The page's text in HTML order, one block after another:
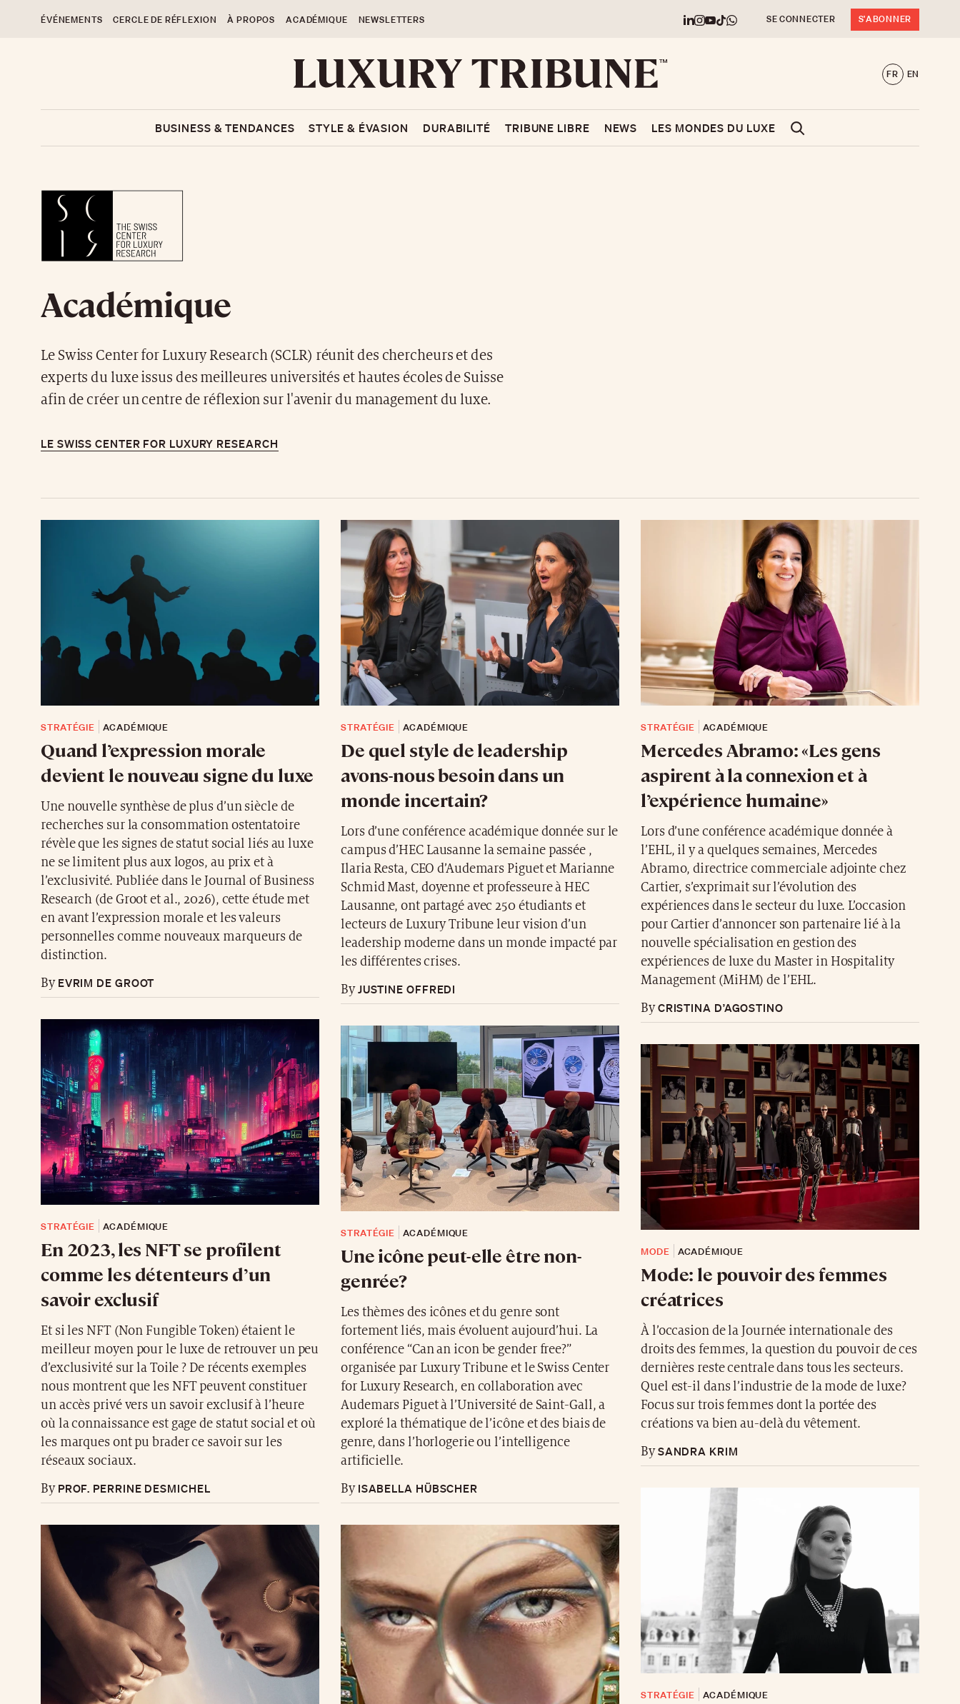
ÉVÉNEMENTS CERCLE DE RÉFLEXION À PROPOS ACADÉMIQUE NEWSLETTERS SE CONNECTER S'ABONNER
FR EN
BUSINESS & TENDANCES STYLE & ÉVASION DURABILITÉ TRIBUNE LIBRE NEWS LES MONDES DU LUXE
Académique
Le Swiss Center for Luxury Research (SCLR) réunit des chercheurs et des
experts du luxe issus des meilleures universités et hautes écoles de Suisse
afin de créer un centre de réflexion sur l'avenir du management du luxe.
LE SWISS CENTER FOR LUXURY RESEARCH
STRATÉGIE ACADÉMIQUE
Quand l’expression morale
devient le nouveau signe du luxe
Une nouvelle synthèse de plus d’un siècle de
recherches sur la consommation ostentatoire
révèle que les signes de statut social liés au luxe
ne se limitent plus aux logos, au prix et à
l’exclusivité. Publiée dans le Journal of Business
Research (de Groot et al., 2026), cette étude met
en avant l’expression morale et les valeurs
personnelles comme nouveaux marqueurs de
distinction.
ByEVRIM DE GROOT
STRATÉGIE ACADÉMIQUE
En 2023, les NFT se profilent
comme les détenteurs d’un
savoir exclusif
Et si les NFT (Non Fungible Token) étaient le
meilleur moyen pour le luxe de retrouver un peu
d’exclusivité sur la Toile ? De récents exemples
nous montrent que les NFT peuvent constituer
un accès privé vers un savoir exclusif à l’heure
où la connaissance est gage de statut social et où
les marques ont pu brader ce savoir sur les
réseaux sociaux.
ByPROF. PERRINE DESMICHEL
STRATÉGIE ACADÉMIQUE
De quel style de leadership
avons-nous besoin dans un
monde incertain?
Lors d’une conférence académique donnée sur le
campus d’HEC Lausanne la semaine passée ,
Ilaria Resta, CEO d’Audemars Piguet et Marianne
Schmid Mast, doyenne et professeure à HEC
Lausanne, ont partagé avec 250 étudiants et
lecteurs de Luxury Tribune leur vision d’un
leadership moderne dans un monde impacté par
les différentes crises.
ByJUSTINE OFFREDI
STRATÉGIE ACADÉMIQUE
Une icône peut-elle être non-
genrée?
Les thèmes des icônes et du genre sont
fortement liés, mais évoluent aujourd’hui. La
conférence “Can an icon be gender free?”
organisée par Luxury Tribune et le Swiss Center
for Luxury Research, en collaboration avec
Audemars Piguet à l’Université de Saint-Gall, a
exploré la thématique de l’icône et des biais de
genre, dans l’horlogerie ou l’intelligence
artificielle.
ByISABELLA HÜBSCHER
STRATÉGIE ACADÉMIQUE
Mercedes Abramo: «Les gens
aspirent à la connexion et à
l’expérience humaine»
Lors d’une conférence académique donnée à
l’EHL, il y a quelques semaines, Mercedes
Abramo, directrice commerciale adjointe chez
Cartier, s’exprimait sur l’évolution des
expériences dans le secteur du luxe. L’occasion
pour Cartier d’annoncer son partenaire lié à la
nouvelle spécialisation en gestion des
expériences de luxe du Master in Hospitality
Management (MiHM) de l’EHL.
ByCRISTINA D’AGOSTINO
MODE ACADÉMIQUE
Mode: le pouvoir des femmes
créatrices
À l’occasion de la Journée internationale des
droits des femmes, la question du pouvoir de ces
dernières reste centrale dans tous les secteurs.
Quel est-il dans l’industrie de la mode de luxe?
Focus sur trois femmes dont la portée des
créations va bien au-delà du vêtement.
BySANDRA KRIM
STRATÉGIE ACADÉMIQUE